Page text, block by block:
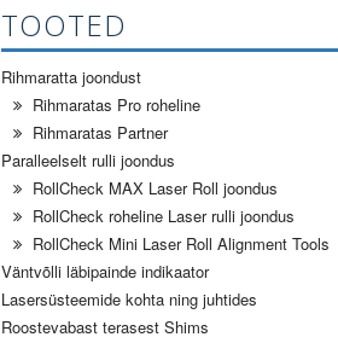
TOOTED
Rihmaratta joondust
Rihmaratas Pro roheline
Rihmaratas Partner
Paralleelselt rulli joondus
RollCheck MAX Laser Roll joondus
RollCheck roheline Laser rulli joondus
RollCheck Mini Laser Roll Alignment Tools
Väntvõlli läbipainde indikaator
Lasersüsteemide kohta ning juhtides
Roostevabast terasest Shims